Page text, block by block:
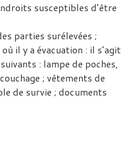
susceptibles d’être
parties surélevées ;
il y a évacuation : il s’agit
: lampe de poches,
; vêtements de
de survie ; documents